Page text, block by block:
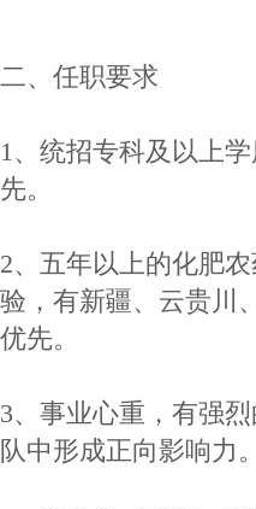
二、任职要求
1、统招专科及以上
先。
2、五年以上的化肥
验，有新疆、云贵川
优先。
3、事业心重，有强
队中形成正向影响力。